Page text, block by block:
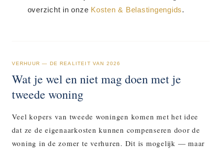
overzicht in onze Kosten & Belastingengids.
VERHUUR — DE REALITEIT VAN 2026
Wat je wel en niet mag doen met je
tweede woning
Veel kopers van tweede woningen komen met het idee
dat ze de eigenaarkosten kunnen compenseren door de
woning in de zomer te verhuren. Dit is mogelijk — maar